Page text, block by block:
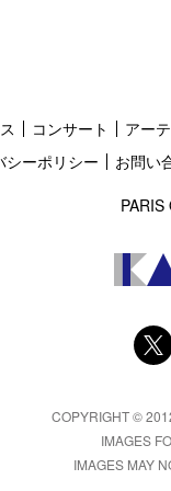
コンサート アー
シーポリシー
お問い
COPYRIGHT ©
IMAGES
IMAGES MAY